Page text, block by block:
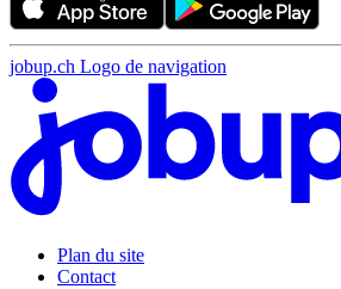
jobup.ch Logo de navigation
Plan du site
Contact